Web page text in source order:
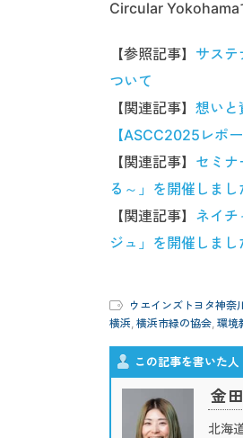
Circular Yokohama
【参照記事】 サステ
ついて
【関連記事】 想いと
【ASCC2025レポー
【関連記事】 セミナ
る～」を開催しまし
【関連記事】 ネイ
ジュ」を開催しまし
ウエインズトヨタ神奈
横浜, 横浜市緑の協会, 環境
この記事を書いた人
金
北海